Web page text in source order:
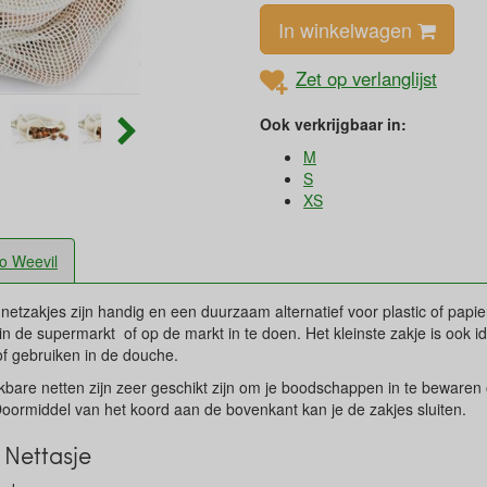
In winkelwagen
Zet op verlanglijst
Ook verkrijgbaar in:
M
S
XS
Weevil
zijn handig en een duurzaam alternatief voor plastic of
de supermarkt of op de markt in te doen. Het kleinste zakje is ook
gebruiken in de douche.
netten zijn zeer geschikt zijn om je boodschappen in te
van het koord aan de bovenkant kan je de zakjes sluiten.